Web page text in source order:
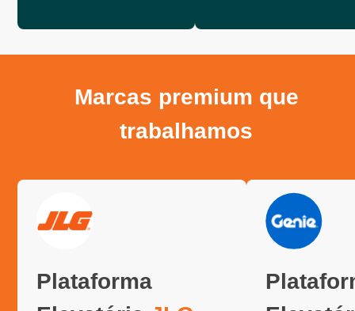
Marcas premium que
trabalhamos
Plataforma